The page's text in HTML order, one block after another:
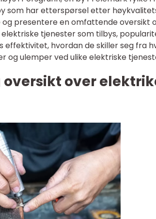
som har etterspørsel etter
presentere en omfattende oversikt
tjenester som tilbys,
hvordan de skiller seg fra
og ulemper ved ulike elektriske
oversikt over